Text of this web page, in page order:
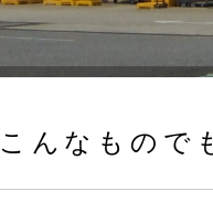
こんなもので